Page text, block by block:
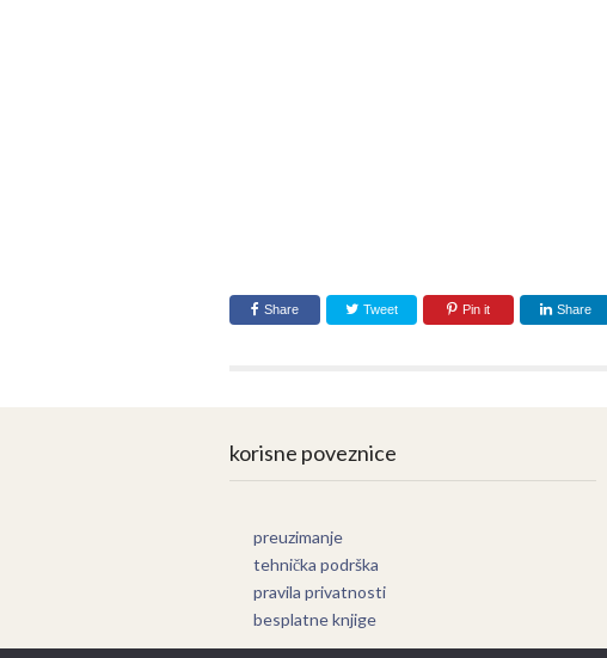
Share Tweet Pin it Share
korisne poveznice
preuzimanje
tehnička podrška
pravila privatnosti
besplatne knjige